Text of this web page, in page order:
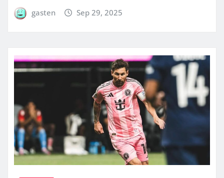
gasten Sep 29, 2025